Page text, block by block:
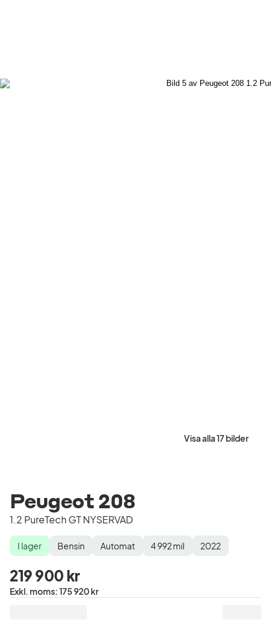
Visa alla 17 bilder
Peugeot 208
1.2 PureTech GT NYSERVAD
Lagerstatus
I lager
Drivmedel Bensin
Växellåda Automat
Mätarställning 4 992mil
Modellår 2022
219 900 kr
Exkl. moms:Pris
175 920 kr